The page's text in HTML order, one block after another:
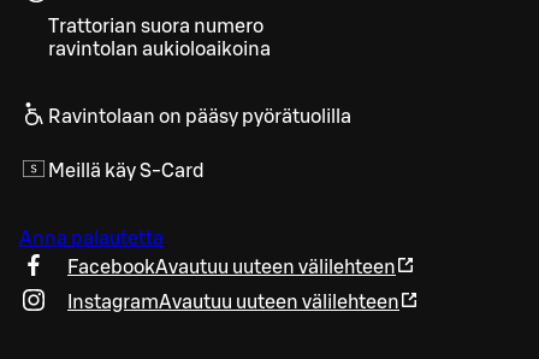
Trattorian suora numero
ravintolan aukioloaikoina
Ravintolaan on pääsy pyörätuolilla
Meillä käy S-Card
Anna palautetta
FacebookAvautuu uuteen välilehteen
InstagramAvautuu uuteen välilehteen